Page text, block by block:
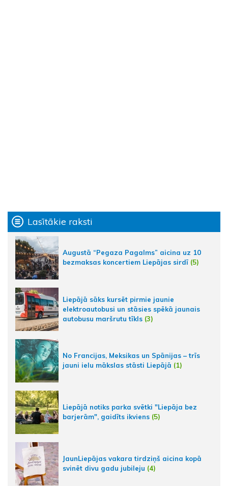
Lasītākie raksti
Augustā “Pegaza Pagalms” aicina uz 10
bezmaksas koncertiem Liepājas sirdī (5)
Liepājā sāks kursēt pirmie jaunie
elektroautobusi un stāsies spēkā jaunais
autobusu maršrutu tīkls (3)
No Francijas, Meksikas un Spānijas – trīs
jauni ielu mākslas stāsti Liepājā (1)
Liepājā notiks parka svētki "Liepāja bez
barjerām", gaidīts ikviens (5)
JaunLiepājas vakara tirdziņš aicina kopā
svinēt divu gadu jubileju (4)